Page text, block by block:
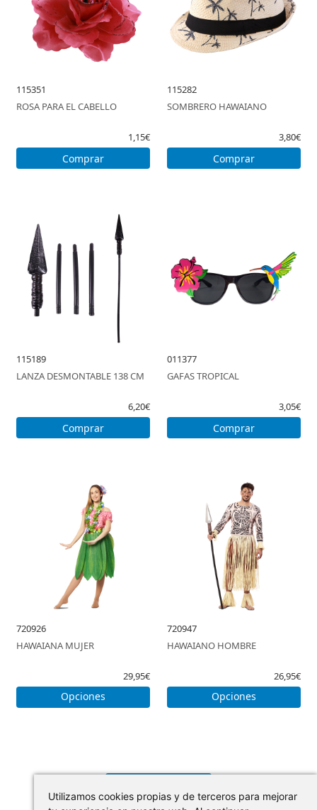
Utilizamos cookies propias y de terceros para mejorar
115351
ROSA PARA EL CABELLO
1,15€
Comprar
115282
SOMBRERO HAWAIANO
3,80€
Comprar
115189
LANZA DESMONTABLE 138 CM
6,20€
Comprar
011377
GAFAS TROPICAL
3,05€
Comprar
720926
HAWAIANA MUJER
29,95€
Opciones
720947
HAWAIANO HOMBRE
26,95€
Opciones